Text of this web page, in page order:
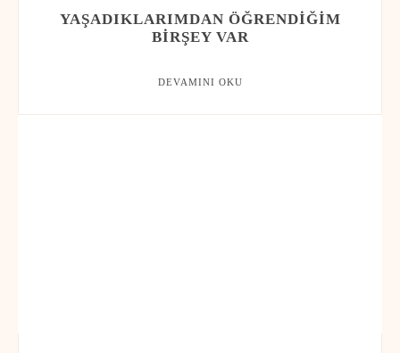
YAŞADIKLARIMDAN ÖĞRENDIĞIM
BIRŞEY VAR
DEVAMINI OKU